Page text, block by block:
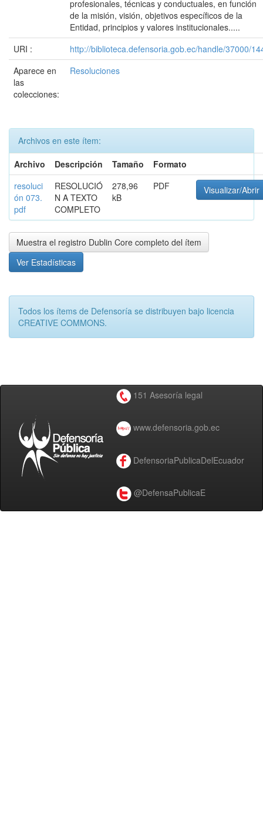
profesionales, técnicas y conductuales, en función
de la misión, visión, objetivos específicos de la
Entidad, principios y valores institucionales.....
URI :
http://biblioteca.defensoria.gob.ec/handle/37000/
Aparece en
las
colecciones:
Resoluciones
Archivos en este ítem:
Archivo
Descripción Tamaño
Formato
resoluci
ón 073.
pdf
RESOLUCIÓ
N A TEXTO
COMPLETO
278,96
kB
PDF Visualizar/Abrir
Muestra el registro Dublin Core completo del ítem
Ver Estadísticas
Todos los ítems de Defensoría se distribuyen bajo licencia
CREATIVE COMMONS.
151 Asesoría legal
www.defensoria.gob.ec
DefensoriaPublicaDelEcuador
@DefensaPublicaE